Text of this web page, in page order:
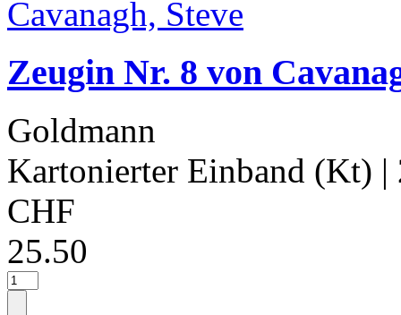
Zeugin Nr. 8 von
Goldmann
Kartonierter Einband (Kt) |
CHF
25.50